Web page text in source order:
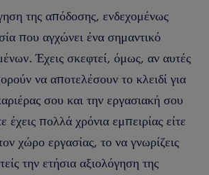
της απόδοσης, ενδεχομένως
που αγχώνει ένα σημαντικό
Έχεις σκεφτεί, όμως, αν αυτές
να αποτελέσουν το κλειδί για
σου και την εργασιακή σου
έχεις πολλά χρόνια εμπειρίας είτε
χώρο εργασίας, το να γνωρίζεις
την ετήσια αξιολόγηση της